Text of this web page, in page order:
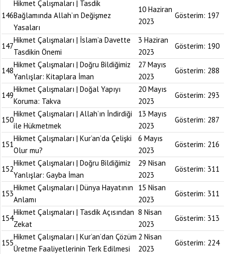
146
Hikmet Çalışmaları | Tasdik
Bağlamında Allah’ın Değişmez
Yasaları
10 Haziran
2023
Gösterim: 197
147
Hikmet Çalışmaları | İslam’a Davette
Tasdikin Önemi
3 Haziran
2023
Gösterim: 190
148
Hikmet Çalışmaları | Doğru Bildiğimiz
Yanlışlar: Kitaplara İman
27 Mayıs
2023
Gösterim: 288
149
Hikmet Çalışmaları | Doğal Yapıyı
Koruma: Takva
20 Mayıs
2023
Gösterim: 293
150
Hikmet Çalışmaları | Allah’ın İndirdiği
ile Hükmetmek
13 Mayıs
2023
Gösterim: 287
151
Hikmet Çalışmaları | Kur’an’da Çelişki
Olur mu?
6 Mayıs
2023
Gösterim: 216
152
Hikmet Çalışmaları | Doğru Bildiğimiz
Yanlışlar: Gayba İman
29 Nisan
2023
Gösterim: 311
153
Hikmet Çalışmaları | Dünya Hayatının
Anlamı
15 Nisan
2023
Gösterim: 311
154
Hikmet Çalışmaları | Tasdik Açısından
Zekat
8 Nisan
2023
Gösterim: 313
155
Hikmet Çalışmaları | Kur’an’dan Çözüm
Üretme Faaliyetlerinin Terk Edilmesi
2 Nisan
2023
Gösterim: 224